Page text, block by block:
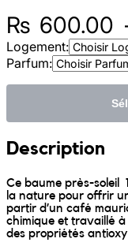
₨ 600.00
Logement:
Parfum:
Description
Ce baume près-soleil
la nature pour offrir
partir d’un café
chimique et travaillé
des propriétés
The Sock Trader
Timimi